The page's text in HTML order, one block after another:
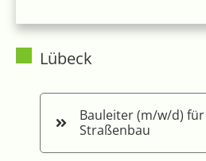
Lübeck
Bauleiter (m/w/d) für
Straßenbau